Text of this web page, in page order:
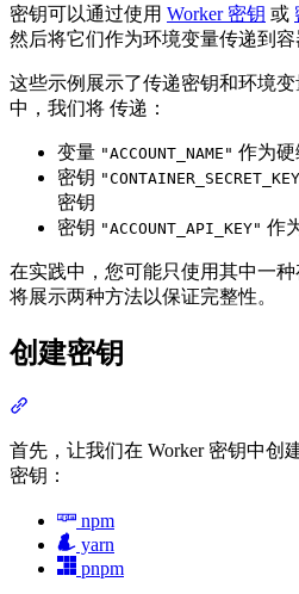
密钥可以通过使用 Worker 密钥 或
然后将它们作为环境变量传递到容
这些示例展示了传递密钥和环境
中，我们将 传递：
变量 "ACCOUNT_NAME" 作为
密钥
密钥
密钥 "ACCOUNT_API_KEY" 作
在实践中，您可能只使用其中一
将展示两种方法以保证完整性。
创建密钥
首先，让我们在 Worker 密钥中创
密钥：
npm
yarn
pnpm